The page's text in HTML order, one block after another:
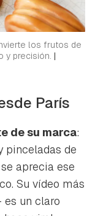
has de
los frutos de
y precisión. |
París
de su marca:
pinceladas de
aprecia ese
Su vídeo más
es un claro
boletín.